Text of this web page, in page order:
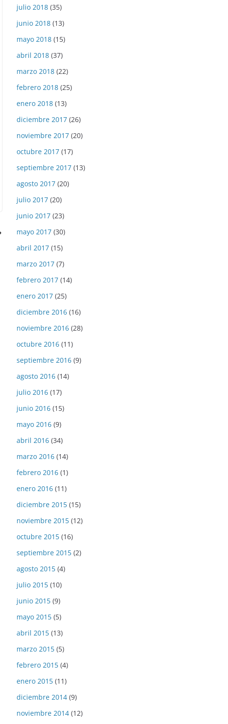
julio 2018 (35)
junio 2018 (13)
mayo 2018 (15)
abril 2018 (37)
marzo 2018 (22)
febrero 2018 (25)
enero 2018 (13)
diciembre 2017 (26)
noviembre 2017 (20)
octubre 2017 (17)
septiembre 2017 (13)
agosto 2017 (20)
julio 2017 (20)
junio 2017 (23)
mayo 2017 (30)
abril 2017 (15)
marzo 2017 (7)
febrero 2017 (14)
enero 2017 (25)
diciembre 2016 (16)
noviembre 2016 (28)
octubre 2016 (11)
septiembre 2016 (9)
agosto 2016 (14)
julio 2016 (17)
junio 2016 (15)
mayo 2016 (9)
abril 2016 (34)
marzo 2016 (14)
febrero 2016 (1)
enero 2016 (11)
diciembre 2015 (15)
noviembre 2015 (12)
octubre 2015 (16)
septiembre 2015 (2)
agosto 2015 (4)
julio 2015 (10)
junio 2015 (9)
mayo 2015 (5)
abril 2015 (13)
marzo 2015 (5)
febrero 2015 (4)
enero 2015 (11)
diciembre 2014 (9)
noviembre 2014 (12)